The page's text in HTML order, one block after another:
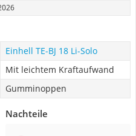
Einhell TE-BJ 18 Li-Solo
Mit leichtem Kraftaufwand
Gumminoppen
Nachteile